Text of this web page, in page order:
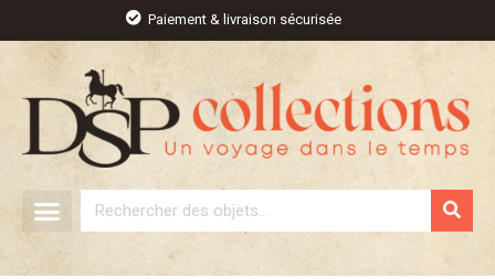
contenu
Paiement & livraison sécurisée
Rechercher